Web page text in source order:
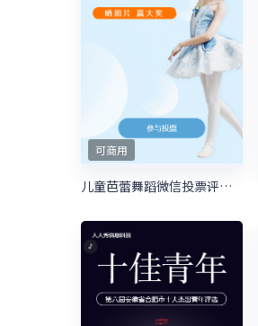
可商用
儿童芭蕾舞蹈微信投票评选活动